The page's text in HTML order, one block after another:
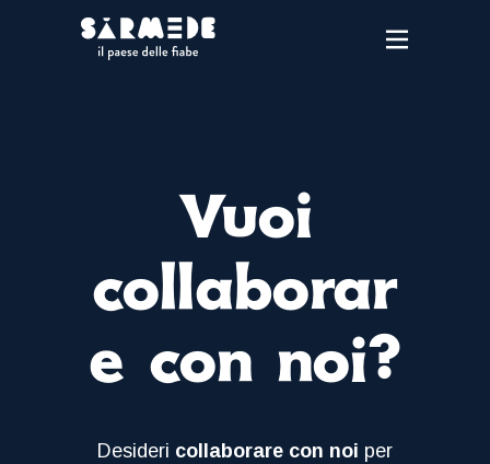
Vuoi
collaborar
e con noi?
Desideri collaborare con noi per